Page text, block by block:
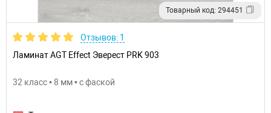
Товарный код: 294451
Отзывов: 1
Ламинат AGT Effect Эверест PRK 903
32 класс • 8 мм • с фаской